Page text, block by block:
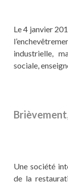
Le 4 janvier
industrielle,
sociale,
Une société
de la